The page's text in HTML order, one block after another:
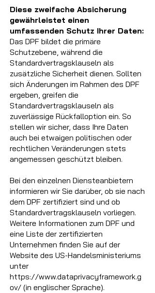
Diese zweifache Absicherung
gewährleistet einen
umfassenden Schutz Ihrer Daten:
Das DPF bildet die primäre
Schutzebene, während die
Standardvertragsklauseln als
zusätzliche Sicherheit dienen. Sollten
sich Änderungen im Rahmen des DPF
ergeben, greifen die
Standardvertragsklauseln als
zuverlässige Rückfalloption ein. So
stellen wir sicher, dass Ihre Daten
auch bei etwaigen politischen oder
rechtlichen Veränderungen stets
angemessen geschützt bleiben.
Bei den einzelnen Diensteanbietern
informieren wir Sie darüber, ob sie nach
dem DPF zertifiziert sind und ob
Standardvertragsklauseln vorliegen.
Weitere Informationen zum DPF und
eine Liste der zertifizierten
Unternehmen finden Sie auf der
Website des US-Handelsministeriums
unter
https://www.dataprivacyframework.g
ov/ (in englischer Sprache).